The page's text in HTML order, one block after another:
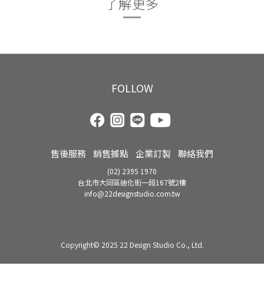
FOLLOW
售後服務 銷售據點 企業訂製 聯絡我們
(02) 2395 1970
台北市大同區迪化街一段167號2樓
info@22designstudio.com.tw
Copyright© 2025 22 Design Studio Co., Ltd.